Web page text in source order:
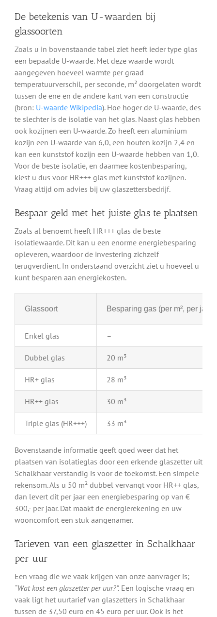
De betekenis van U-waarden bij
glassoorten
Zoals u in bovenstaande tabel ziet heeft ieder type glas
een bepaalde U-waarde. Met deze waarde wordt
aangegeven hoeveel warmte per graad
temperatuurverschil, per seconde, m² doorgelaten wordt
tussen de ene en de andere kant van een constructie
(bron: U-waarde Wikipedia). Hoe hoger de U-waarde, des
te slechter is de isolatie van het glas. Naast glas hebben
ook kozijnen een U-waarde. Zo heeft een aluminium
kozijn een U-waarde van 6,0, een houten kozijn 2,4 en
kan een kunststof kozijn een U-waarde hebben van 1,0.
Voor de beste isolatie, en daarmee kostenbesparing,
kiest u dus voor HR+++ glas met kunststof kozijnen.
Vraag altijd om advies bij uw glaszettersbedrijf.
Bespaar geld met het juiste glas te plaatsen
Zoals al benoemt heeft HR+++ glas de beste
isolatiewaarde. Dit kan u een enorme energiebesparing
opleveren, waardoor de investering zichzelf
terugverdient. In onderstaand overzicht ziet u hoeveel u
kunt besparen aan energiekosten.
Glassoort Besparing gas (per m², per jaar)
Enkel glas –
Dubbel glas 20 m³
HR+ glas 28 m³
HR++ glas 30 m³
Triple glas (HR+++) 33 m³
Bovenstaande informatie geeft goed weer dat het
plaatsen van isolatieglas door een erkende glaszetter uit
Schalkhaar verstandig is voor de toekomst. Een simpele
rekensom. Als u 50 m² dubbel vervangt voor HR++ glas,
dan levert dit per jaar een energiebesparing op van €
300,- per jaar. Dat maakt de energierekening en uw
wooncomfort een stuk aangenamer.
Tarieven van een glaszetter in Schalkhaar
per uur
Een vraag die we vaak krijgen van onze aanvrager is;
“Wat kost een glaszetter per uur?”. Een logische vraag en
vaak ligt het uurtarief van glaszetters in Schalkhaar
tussen de 37,50 euro en 45 euro per uur. Ook is het